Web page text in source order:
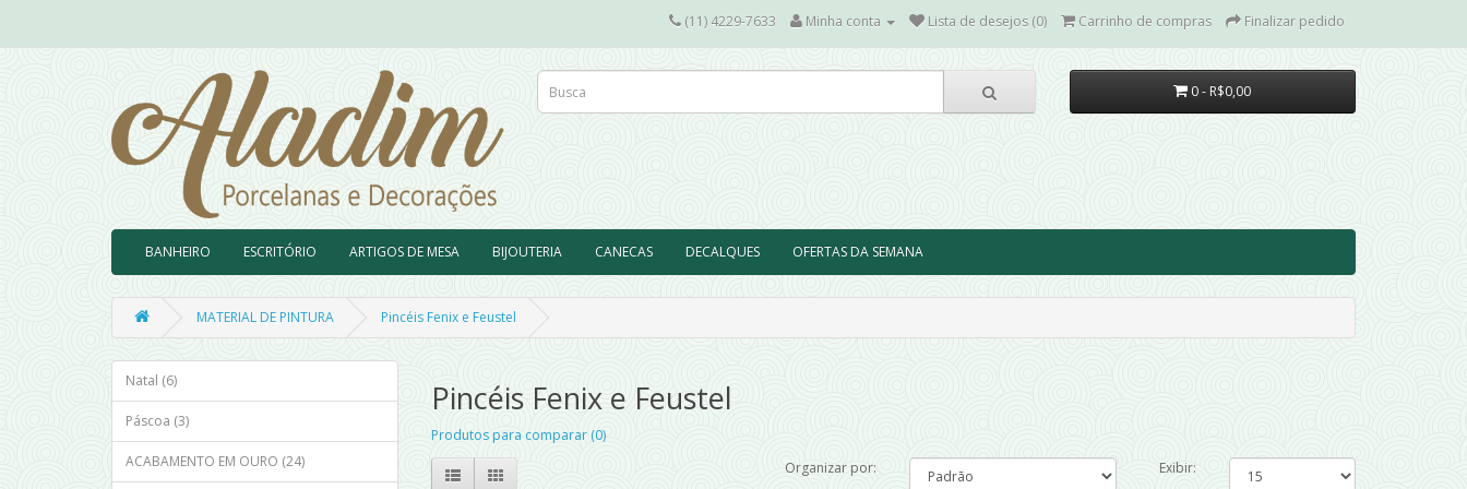
(11) 4229-7633 Minha conta Lista de desejos (0) Carrinho de compras Finalizar pedido
0 - R$0,00
BANHEIRO ESCRITÓRIO ARTIGOS DE MESA BIJOUTERIA CANECAS DECALQUES OFERTAS DA SEMANA
MATERIAL DE PINTURA Pincéis Fenix e Feustel
Natal (6)
Páscoa (3)
ACABAMENTO EM OURO (24)
Pincéis Fenix e Feustel
Produtos para comparar (0)
Organizar por:
Exibir: